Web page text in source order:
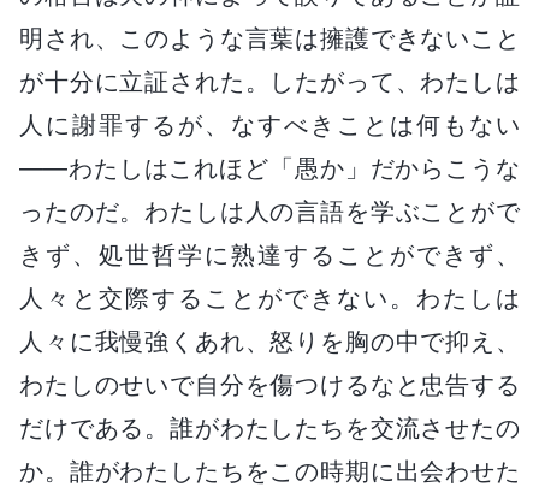
明され、このような言葉は擁護できないこと
が十分に立証された。したがって、わたしは
人に謝罪するが、なすべきことは何もない
――わたしはこれほど「愚か」だからこうな
ったのだ。わたしは人の言語を学ぶことがで
きず、処世哲学に熟達することができず、
人々と交際することができない。わたしは
人々に我慢強くあれ、怒りを胸の中で抑え、
わたしのせいで自分を傷つけるなと忠告する
だけである。誰がわたしたちを交流させたの
か。誰がわたしたちをこの時期に出会わせた